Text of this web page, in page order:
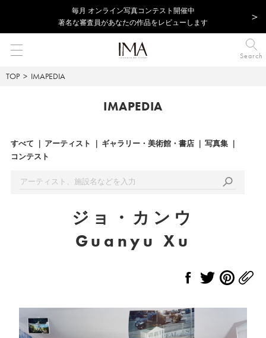
毎⽉ オンライン写真コンテスト開催中
著名な審査員があなたの作品をレビューします
Search
TOP IMAPEDIA
IMAPEDIA
すべて アーティスト ギャラリー・美術館・書店
写真集
コンテスト
ジョ・カンウ
Guanyu Xu